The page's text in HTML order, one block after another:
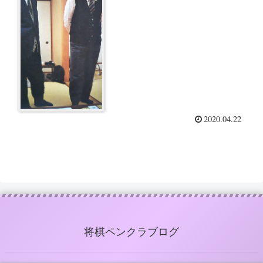
2020.04.22
将棋ペンクラブログ